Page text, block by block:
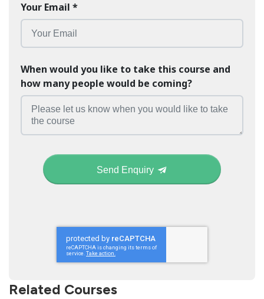
Your Email *
When would you like to take this course and
how many people would be coming?
Send Enquiry
Related Courses